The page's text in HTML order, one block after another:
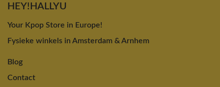
HEY!HALLYU
Your Kpop Store in Europe!
Fysieke winkels in Amsterdam & Arnhem
Blog
Contact